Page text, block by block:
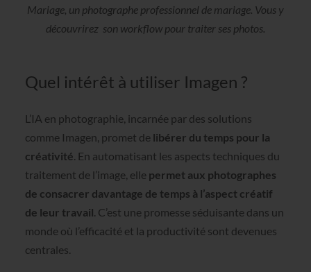
Mariage, un photographe professionnel de mariage. Vous y
découvrirez son workflow pour traiter ses photos.
Quel intérêt à utiliser Imagen ?
L’IA en photographie, incarnée par des solutions
comme Imagen, promet de libérer du temps pour la
créativité. En automatisant les aspects techniques du
traitement de l’image, elle permet aux photographes
de consacrer davantage de temps à l’aspect créatif
de leur travail. C’est une promesse séduisante dans un
monde où l’efficacité et la productivité sont devenues
centrales.